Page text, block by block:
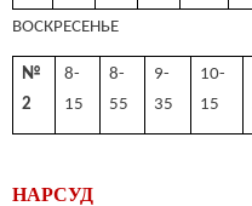
ВОСКРЕСЕНЬЕ
№
2
8-
15
8-
55
9-
35
10-
15
НАРСУД